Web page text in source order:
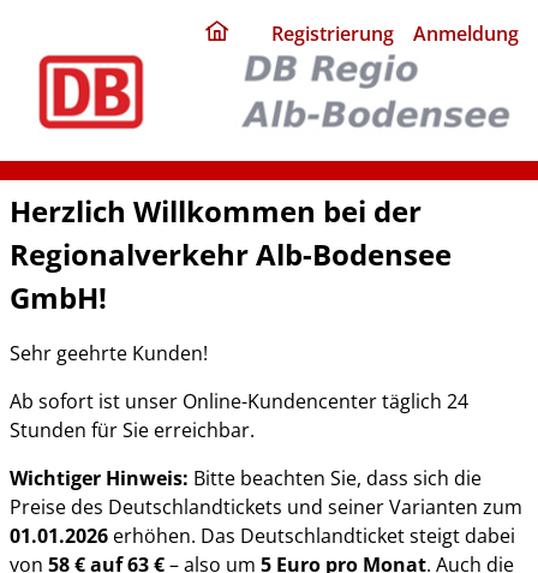
home
page
Registrierung Anmeldung
Herzlich Willkommen bei der
Regionalverkehr Alb-Bodensee
GmbH!
Sehr geehrte Kunden!
Ab sofort ist unser Online-Kundencenter täglich 24
Stunden für Sie erreichbar.
Wichtiger Hinweis: Bitte beachten Sie, dass sich die
Preise des Deutschlandtickets und seiner Varianten zum
01.01.2026 erhöhen. Das Deutschlandticket steigt dabei
von 58 € auf 63 €– also um 5 Euro pro Monat. Auch die